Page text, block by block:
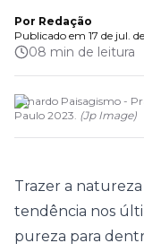
Por Redação
Publicado em 17 de jul.
08 min de leitura
Zanardo Paisagismo -
Paulo 2023. (Jp Image)
Trazer a
tendência nos
pureza para